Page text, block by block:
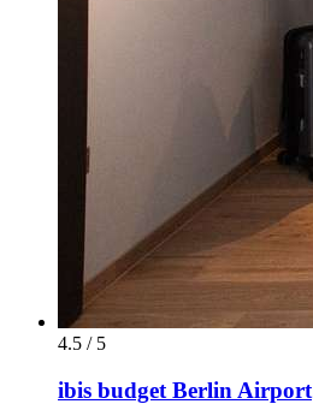
4.5 / 5
ibis budget Berlin Airport